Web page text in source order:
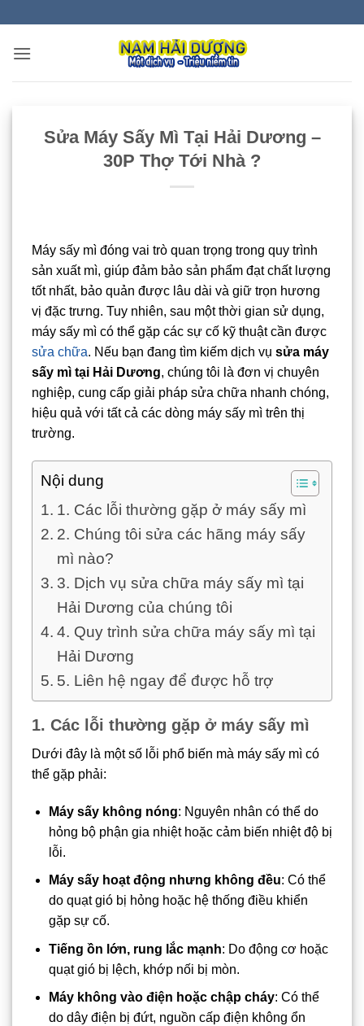
nội
Sửa Máy Sấy Mì Tại Hải Dương –
30P Thợ Tới Nhà ?
Máy sấy mì đóng vai trò quan trọng trong quy trình
sản xuất mì, giúp đảm bảo sản phẩm đạt chất lượng
tốt nhất, bảo quản được lâu dài và giữ trọn hương
vị đặc trưng. Tuy nhiên, sau một thời gian sử dụng,
máy sấy mì có thể gặp các sự cố kỹ thuật cần được
sửa chữa. Nếu bạn đang tìm kiếm dịch vụ sửa máy
sấy mì tại Hải Dương, chúng tôi là đơn vị chuyên
nghiệp, cung cấp giải pháp sửa chữa nhanh chóng,
hiệu quả với tất cả các dòng máy sấy mì trên thị
trường.
Nội dung
1. Các lỗi thường gặp ở máy sấy mì
2. Chúng tôi sửa các hãng máy sấy
mì nào?
3. Dịch vụ sửa chữa máy sấy mì tại
Hải Dương của chúng tôi
4. Quy trình sửa chữa máy sấy mì tại
Hải Dương
5. Liên hệ ngay để được hỗ trợ
1. Các lỗi thường gặp ở máy sấy mì
Dưới đây là một số lỗi phổ biến mà máy sấy mì có
thể gặp phải:
Máy sấy không nóng: Nguyên nhân có thể do
hỏng bộ phận gia nhiệt hoặc cảm biến nhiệt độ bị
lỗi.
Máy sấy hoạt động nhưng không đều: Có thể
do quạt gió bị hỏng hoặc hệ thống điều khiển
gặp sự cố.
Tiếng ồn lớn, rung lắc mạnh: Do động cơ hoặc
quạt gió bị lệch, khớp nối bị mòn.
Máy không vào điện hoặc chập cháy: Có thể
do dây điện bị đứt, nguồn cấp điện không ổn